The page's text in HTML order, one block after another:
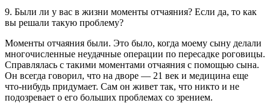
9. Были ли у вас в жизни моменты отчаяния? Если да, то как
вы решали такую проблему?
Моменты отчаяния были. Это было, когда моему сыну делали
многочисленные неудачные операции по пересадке роговицы.
Справлялась с такими моментами отчаяния с помощью сына.
Он всегда говорил, что на дворе — 21 век и медицина еще
что-нибудь придумает. Сам он живет так, что никто и не
подозревает о его больших проблемах со зрением.